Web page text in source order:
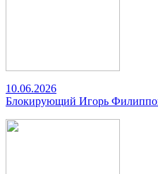
10.06.2026
Блокирующий Игорь